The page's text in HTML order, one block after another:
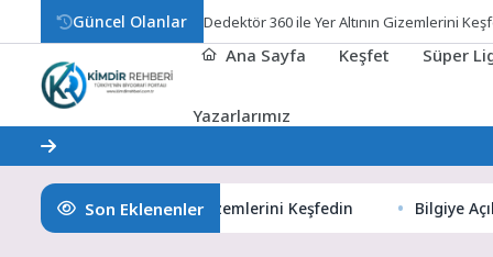
Güncel Olanlar Dedektör 360 ile Yer Altının Gizemlerini
Ana Sayfa Keşfet Süper
Yazarlarımız
Son Eklenenler
ile Yer Altının Gizemlerini Keşfedin Bilgiye Açılan